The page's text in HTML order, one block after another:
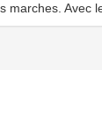
Avec